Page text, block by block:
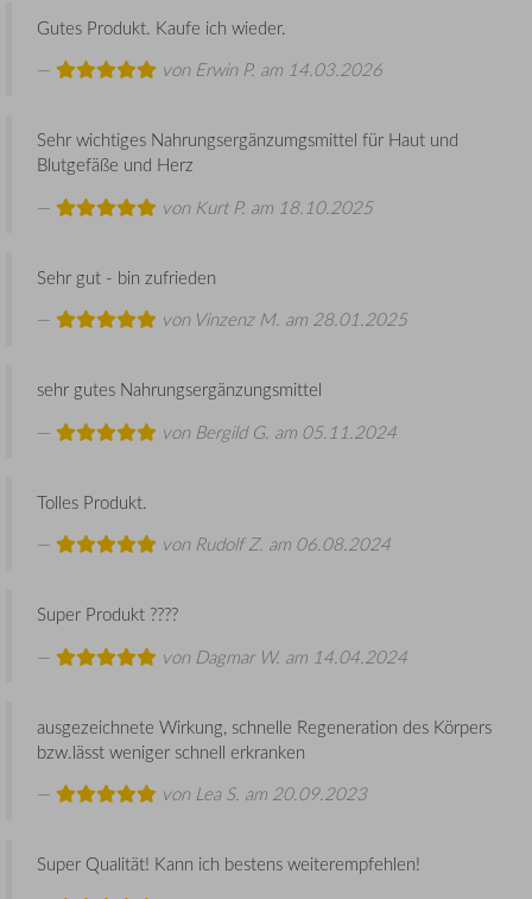
Gutes Produkt. Kaufe ich wieder.
von Erwin P. am 14.03.2026
Sehr wichtiges Nahrungsergänzumgsmittel für Haut und
Blutgefäße und Herz
von Kurt P. am 18.10.2025
Sehr gut - bin zufrieden
von Vinzenz M. am 28.01.2025
sehr gutes Nahrungsergänzungsmittel
von Bergild G. am 05.11.2024
Tolles Produkt.
von Rudolf Z. am 06.08.2024
Super Produkt ????
von Dagmar W. am 14.04.2024
ausgezeichnete Wirkung, schnelle Regeneration des Körpers
bzw.lässt weniger schnell erkranken
von Lea S. am 20.09.2023
Super Qualität! Kann ich bestens weiterempfehlen!